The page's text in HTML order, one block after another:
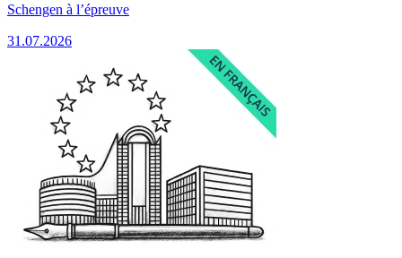
Schengen à l’épreuve
31.07.2026